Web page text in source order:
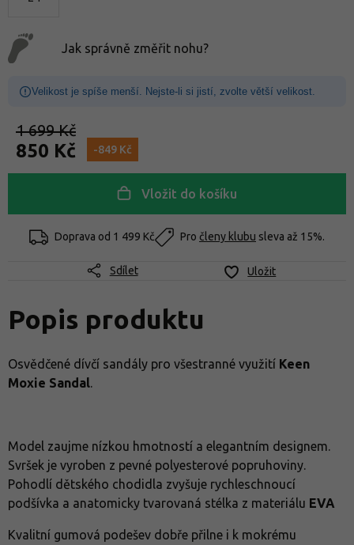
Jak správně změřit nohu?
Velikost je spíše menší. Nejste-li si jistí, zvolte větší velikost.
850 Kč -849 Kč
1 699 Kč
Vložit do košíku
Doprava od 1 499 Kč Pro členy klubu sleva až 15%.
Sdílet Uložit
Popis produktu
Osvědčené dívčí sandály pro všestranné využití Keen
Moxie Sandal
Model zaujme nízkou hmotností a elegantním designem.
Svršek je vyroben z pevné polyesterové popruhoviny.
Pohodlí dětského chodidla zvyšuje rychleschnoucí
podšívka a anatomicky tvarovaná stélka z materiálu EVA
Kvalitní gumová podešev dobře přilne i k mokrému